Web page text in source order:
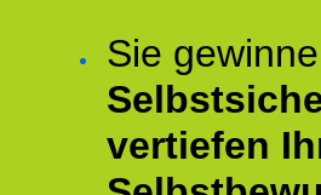
Sie
vertiefen